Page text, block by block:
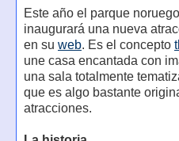
Este año el parque
inaugurará una nueva
en su web. Es el concepto
une casa encantada con
una sala totalmente
que es algo bastante
atracciones.